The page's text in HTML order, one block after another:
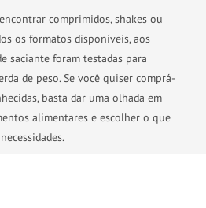
comprimidos, shakes ou
os formatos disponíveis, aos
saciante foram testadas para
de peso. Se você quiser comprá-
basta dar uma olhada em
alimentares e escolher o que